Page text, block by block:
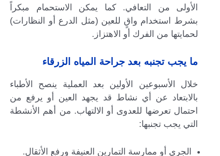
الأولى من التعافي. كما يمكن الاستحمام مبكراً
بشرط استخدام واقٍ للعين (مثل الدرع أو النظارات)
لحمايتها من الفرك أو الاهتزاز.
ما يجب تجنبه بعد جراحة المياه الزرقاء
خلال الأسبوعين الأولين بعد العملية ينصح الأطباء
بالابتعاد عن أي نشاط قد يجهد العين أو يرفع من
احتمال تعرضها للعدوى أو الالتهاب. من أهم الأنشطة
التي يجب تجنبها:
الجري أو ممارسة التمارين العنيفة ورفع الأثقال.